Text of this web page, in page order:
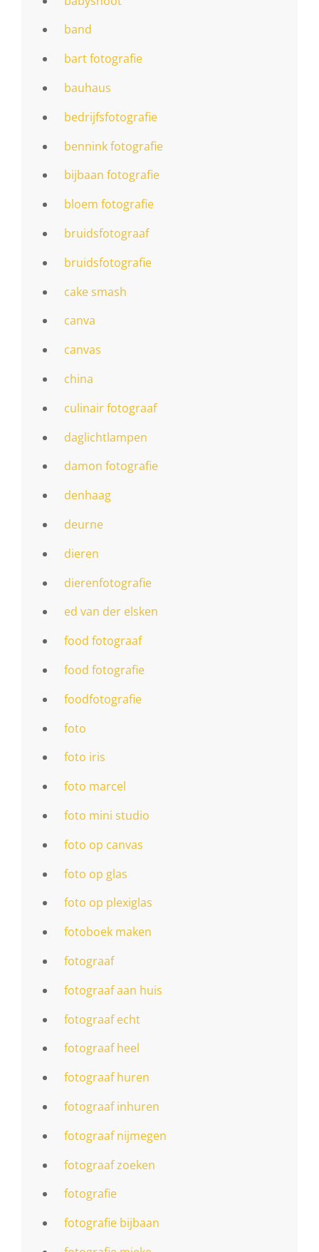
band
bart fotografie
bauhaus
bedrijfsfotografie
bennink fotografie
bijbaan fotografie
bloem fotografie
bruidsfotograaf
bruidsfotografie
cake smash
canva
canvas
china
culinair fotograaf
daglichtlampen
damon fotografie
denhaag
deurne
dieren
dierenfotografie
ed van der elsken
food fotograaf
food fotografie
foodfotografie
foto
foto iris
foto marcel
foto mini studio
foto op canvas
foto op glas
foto op plexiglas
fotoboek maken
fotograaf
fotograaf aan huis
fotograaf echt
fotograaf heel
fotograaf huren
fotograaf inhuren
fotograaf nijmegen
fotograaf zoeken
fotografie
fotografie bijbaan